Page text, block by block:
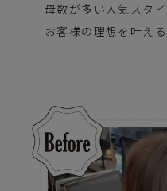
母数が多い人気スタイ
お客様の理想を叶える